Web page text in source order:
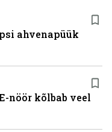
ahvenapüük
nöör kõlbab veel